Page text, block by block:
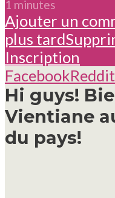
1 minutes
Ajouter un
plus tard
Inscription
FacebookReddit
Hi guys!
Vientiane
du pays!